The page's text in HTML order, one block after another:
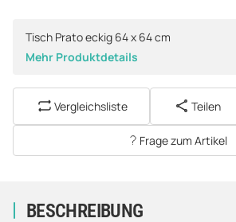
Tisch Prato eckig 64 x 64 cm
Mehr Produktdetails
Vergleichsliste Teilen
Frage zum Artikel
BESCHREIBUNG